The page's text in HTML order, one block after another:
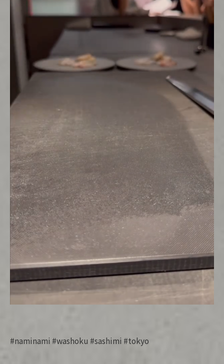
#naminami #washoku #sashimi #tokyo